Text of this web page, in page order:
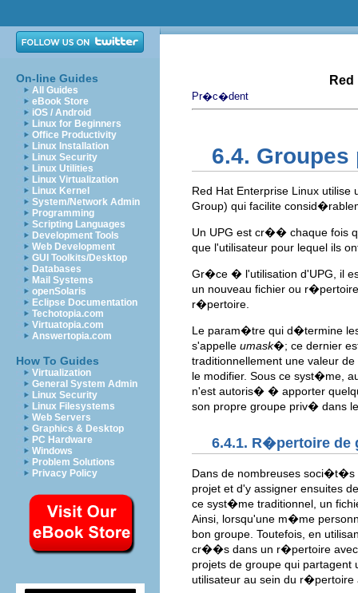
On-line Guides
All Guides
eBook Store
iOS / Android
Linux for Beginners
Office Productivity
Linux Installation
Linux Security
Linux Utilities
Linux Virtualization
Linux Kernel
System/Network Admin
Programming
Scripting Languages
Development Tools
Web Development
GUI Toolkits/Desktop
Databases
Mail Systems
openSolaris
Eclipse Documentation
Techotopia.com
Virtuatopia.com
Answertopia.com
How To Guides
Virtualization
General System Admin
Linux Security
Linux Filesystems
Web Servers
Graphics & Desktop
PC Hardware
Windows
Problem Solutions
Privacy Policy
Pr�c�dent
6.4.
Red Hat Enterprise Linux
Group) qui facilite
Un UPG est cr�� chaque fois
que l'utilisateur pour lequel ils
Gr�ce � l'utilisation d'UPG, il
un nouveau fichier ou
r�pertoire.
Le param�tre qui d�termine
s'appelle umask�; ce dernier
traditionnellement une valeur de
le modifier. Sous ce syst�me,
n'est autoris� � apporter
son propre groupe priv� dans
6.4.1. R�pertoire de
Dans de nombreuses soci�t�s
projet et d'y assigner ensuites
ce syst�me traditionnel, un
Ainsi, lorsqu'une m�me
bon groupe. Toutefois, en
cr��s dans un r�pertoire
projets de groupe qui
utilisateur au sein du